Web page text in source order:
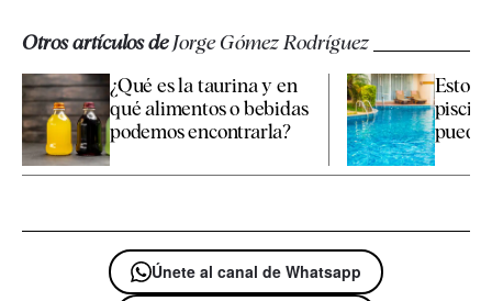
Otros artículos deJorge Gómez Rodríguez
¿Qué es la taurina y en
qué alimentos o bebidas
podemos encontrarla?
Estos
Únete al canal de Whatsapp